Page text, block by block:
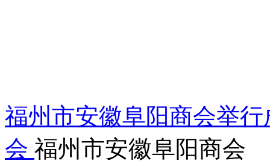
福州市安徽阜阳商会举
会 福州市安徽阜阳商会